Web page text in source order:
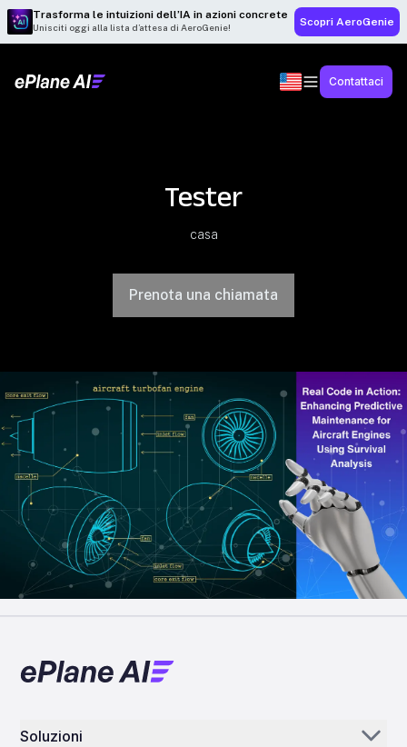
Trasforma le intuizioni dell’IA in azioni concrete
Unisciti oggi alla lista d’attesa di AeroGenie! Scopri AeroGenie
Contattaci
Tester
casa
Prenota una chiamata
Soluzioni